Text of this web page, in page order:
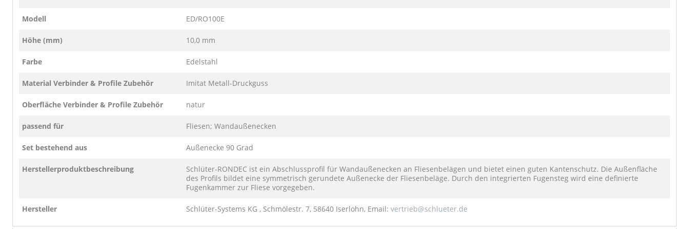
Modell ED/RO100E
Höhe (mm) 10,0 mm
Farbe Edelstahl
Material Verbinder & Profile Zubehör Imitat Metall-Druckguss
Oberfläche Verbinder & Profile Zubehör natur
passend für Fliesen; Wandaußenecken
Set bestehend aus Außenecke 90 Grad
Herstellerproduktbeschreibung
Schlüter-RONDEC ist ein Abschlussprofil für Wandaußenecken an Fliesenbelägen und bietet einen guten Kantenschutz. Die Außenfläche
des Profils bildet eine symmetrisch gerundete Außenecke der Fliesenbeläge. Durch den integrierten Fugensteg wird eine definierte
Fugenkammer zur Fliese vorgegeben.
Hersteller Schlüter-Systems KG , Schmölestr. 7, 58640 Iserlohn, Email: vertrieb@schlueter.de